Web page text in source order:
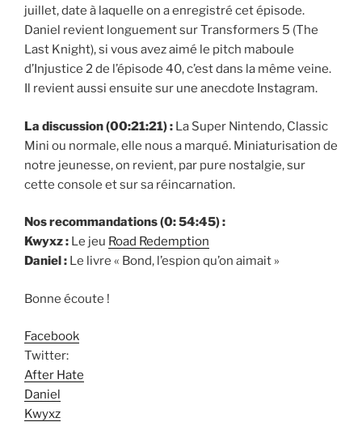
juillet, date à laquelle on a enregistré cet épisode.
Daniel revient longuement sur Transformers 5 (The
Last Knight), si vous avez aimé le pitch maboule
d’Injustice 2 de l’épisode 40, c’est dans la même veine.
Il revient aussi ensuite sur une anecdote Instagram.
La discussion (00:21:21) : La Super Nintendo, Classic
Mini ou normale, elle nous a marqué. Miniaturisation de
notre jeunesse, on revient, par pure nostalgie, sur
cette console et sur sa réincarnation.
Nos recommandations (0: 54:45) :
Kwyxz : Le jeu Road Redemption
Daniel : Le livre « Bond, l’espion qu’on aimait »
Bonne écoute !
Facebook
Twitter:
After Hate
Daniel
Kwyxz